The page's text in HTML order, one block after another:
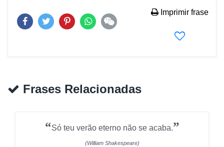
Imprimir frase
Frases Relacionadas
“Só teu verão eterno não se acaba.”
(William Shakespeare)